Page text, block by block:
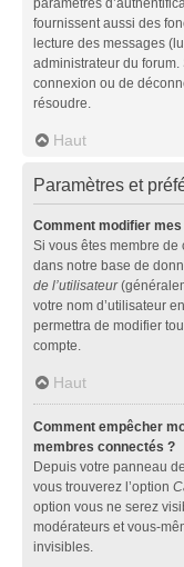
paramètres
fournissent aussi des
lecture des messages
administrateur du
connexion ou de
résoudre.
Haut
Paramètres et
Comment modifier
Si vous êtes membre de
dans notre base de
de l’utilisateur
votre nom d’utilisateur
permettra de modifier
compte.
Haut
Comment empêcher
membres connectés ?
Depuis votre panneau
vous trouverez l’option
option vous ne serez
modérateurs et vous-
invisibles.